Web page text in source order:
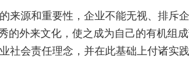
来源和重要性，企业不能无视、排斥
的外来文化，使之成为自己的有机组
社会责任理念，并在此基础上付诸实